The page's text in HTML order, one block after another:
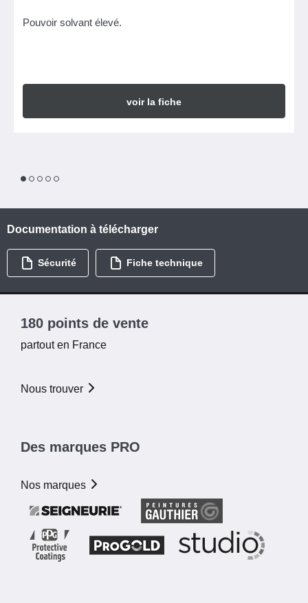
Pouvoir solvant élevé.
voir la fiche
1 2 3 4
Documentation à télécharger
Sécurité Fiche technique
180 points de vente
partout en France
Nous trouver
Des marques PRO
Nos marques